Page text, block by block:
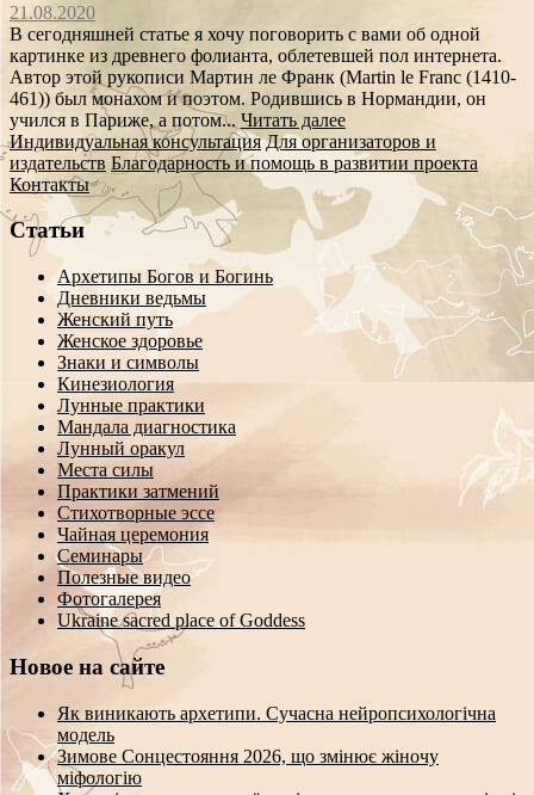
21.08.2020
В сегодняшней статье я хочу поговорить с вами об одной
картинке из древнего фолианта, облетевшей пол интернета.
Автор этой рукописи Мартин ле Франк (Martin le Franc (1410-
461)) был монахом и поэтом. Родившись в Нормандии, он
учился в Париже, а потом... Читать далее
Индивидуальная консультация Для организаторов и
издательств Благодарность и помощь в развитии проекта
Контакты
Статьи
Архетипы Богов и Богинь
Дневники ведьмы
Женский путь
Женское здоровье
Знаки и символы
Кинезиология
Лунные практики
Мандала диагностика
Лунный оракул
Места силы
Практики затмений
Стихотворные эссе
Чайная церемония
Семинары
Полезные видео
Фотогалерея
Ukraine sacred place of Goddess
Новое на сайте
Як виникають архетипи. Сучасна нейропсихологічна
модель
Зимове Сонцестояння 2026, що змінює жіночу
міфологію